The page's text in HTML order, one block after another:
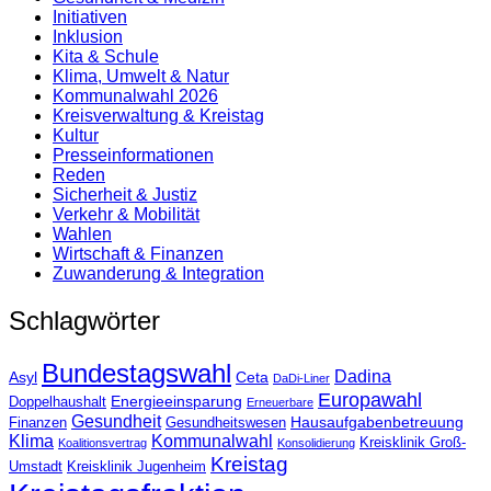
Initiativen
Inklusion
Kita & Schule
Klima, Umwelt & Natur
Kommunalwahl 2026
Kreisverwaltung & Kreistag
Kultur
Presse­informationen
Reden
Sicherheit & Justiz
Verkehr & Mobilität
Wahlen
Wirtschaft & Finanzen
Zuwanderung & Integration
Schlagwörter
Asyl Bundestagswahl Ceta DaDi-Liner Dadina
Doppelhaushalt Energieeinsparung Erneuerbare Europawahl
Finanzen Gesundheit Gesundheitswesen Hausaufgabenbetreuung
Klima Koalitionsvertrag Kommunalwahl Konsolidierung Kreisklinik Groß-
Umstadt Kreisklinik Jugenheim Kreistag